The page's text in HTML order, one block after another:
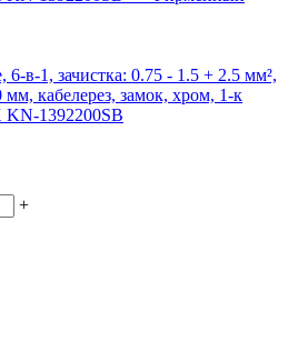
в-1, зачистка: 0.75 - 1.5 + 2.5 мм²,
кабелерез, замок, хром, 1-к
KN-1392200SB
+